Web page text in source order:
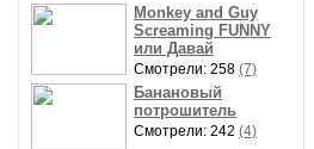
Monkey and Guy
Screaming FUNNY
или Давай
Смотрели: 258 (7)
Банановый
потрошитель
Смотрели: 242 (4)